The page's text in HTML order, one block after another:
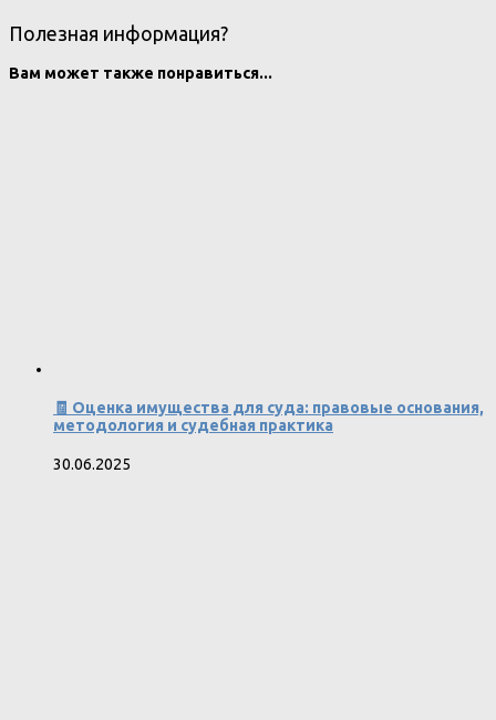
Полезная информация?
Вам может также понравиться...
🧾 Оценка имущества для суда: правовые основания,
методология и судебная практика
30.06.2025